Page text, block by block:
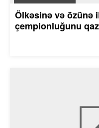
Ölkəsinə və özünə
çempionluğunu